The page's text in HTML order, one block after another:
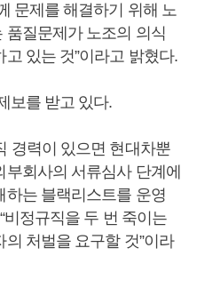
문제를 해결하기 위해 노
품질문제가 노조의 의식
있는 것”이라고 밝혔다.
보를 받고 있다.
경력이 있으면 현대차뿐
회사의 서류심사 단계에
하는 블랙리스트를 운영
비정규직을 두 번 죽이는
처벌을 요구할 것”이라